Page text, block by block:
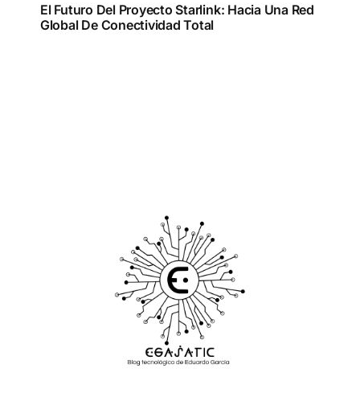
El Futuro Del Proyecto Starlink: Hacia Una Red
Global De Conectividad Total